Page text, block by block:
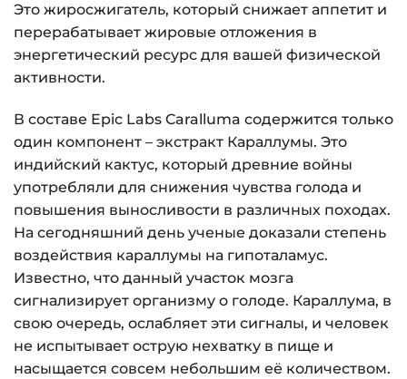
Это жиросжигатель, который снижает аппетит и
перерабатывает жировые отложения в
энергетический ресурс для вашей физической
активности.
В составе Epic Labs Caralluma содержится только
один компонент – экстракт Караллумы. Это
индийский кактус, который древние войны
употребляли для снижения чувства голода и
повышения выносливости в различных походах.
На сегодняшний день ученые доказали степень
воздействия караллумы на гипоталамус.
Известно, что данный участок мозга
сигнализирует организму о голоде. Караллума, в
свою очередь, ослабляет эти сигналы, и человек
не испытывает острую нехватку в пище и
насыщается совсем небольшим её количеством.